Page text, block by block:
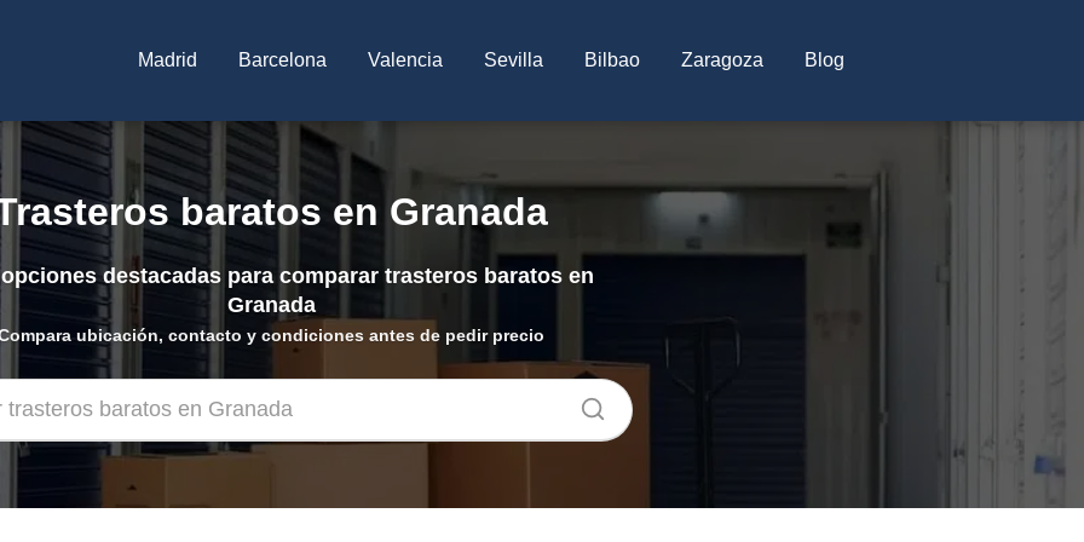
Madrid Barcelona Valencia Sevilla Bilbao Zaragoza Blog
baratos en Granada
destacadas para comparar trasteros baratos en
Granada
ubicación, contacto y condiciones antes de pedir precio